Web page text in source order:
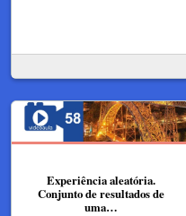
Experiência aleatória.
Conjunto de resultados de
uma…